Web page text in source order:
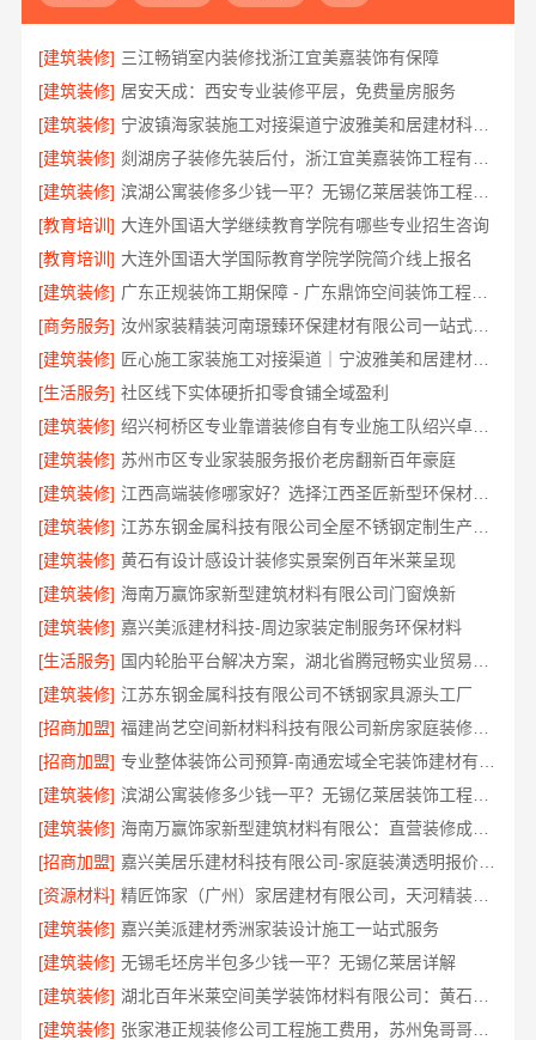
[建筑装修] 三江畅销室内装修找浙江宜美嘉装饰有保障
[建筑装修] 居安天成：西安专业装修平层，免费量房服务
[建筑装修]
宁波镇海家装施工对接渠道宁波雅美和居建材科技有限公司
[建筑装修]
[建筑装修]
滨湖公寓装修多少钱一平？无锡亿莱居装饰工程材料有限公司透明报价
[教育培训] 大连外国语大学继续教育学院有哪些专业招生咨询
[教育培训] 大连外国语大学国际教育学院学院简介线上报名
[建筑装修]
广东正规装饰工期保障 - 广东鼎饰空间装饰工程有限公司
[商务服务]
汝州家装精装河南璟臻环保建材有限公司一站式服务
[建筑装修]
匠心施工家装施工对接渠道｜宁波雅美和居建材科技
[生活服务] 社区线下实体硬折扣零食铺全域盈利
[建筑装修]
绍兴柯桥区专业靠谱装修自有专业施工队绍兴卓鑫装饰材料有限公司
[建筑装修] 苏州市区专业家装服务报价老房翻新百年豪庭
[建筑装修]
江西高端装修哪家好？选择江西圣匠新型环保材料有限公司
[建筑装修]
[建筑装修] 黄石有设计感设计装修实景案例百年米莱呈现
[建筑装修] 海南万赢饰家新型建筑材料有限公司门窗焕新
[建筑装修] 嘉兴美派建材科技-周边家装定制服务环保材料
[生活服务]
[建筑装修] 江苏东钢金属科技有限公司不锈钢家具源头工厂
[招商加盟]
福建尚艺空间新材料科技有限公司新房家庭装修硬装施工
[招商加盟]
[建筑装修]
滨湖公寓装修多少钱一平？无锡亿莱居装饰工程材料有限公司报价
[建筑装修]
海南万赢饰家新型建筑材料有限公：直营装修成本管控
[招商加盟]
嘉兴美居乐建材科技有限公司-家庭装潢透明报价电话
[资源材料]
精匠饰家（广州）家居建材有限公司，天河精装房改造服务好
[建筑装修] 嘉兴美派建材秀洲家装设计施工一站式服务
[建筑装修] 无锡毛坯房半包多少钱一平？无锡亿莱居详解
[建筑装修]
[建筑装修]
张家港正规装修公司工程施工费用，苏州兔哥哥智装新材料有限公司